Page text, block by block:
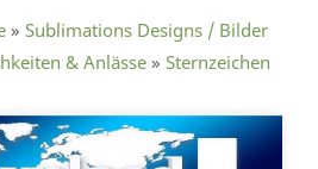
» Sublimations Designs / Bilder
& Anlässe » Sternzeichen